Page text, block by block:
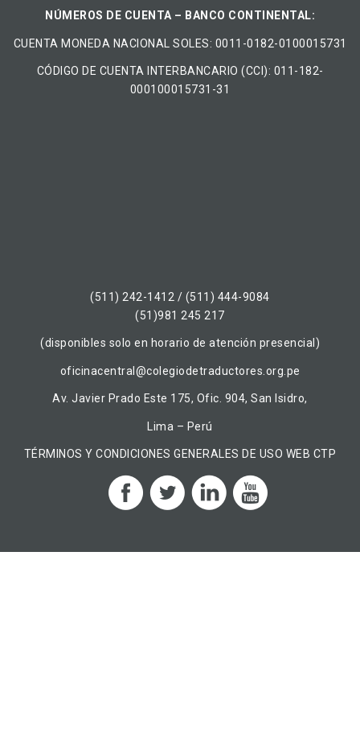
NÚMEROS DE CUENTA – BANCO CONTINENTAL:
CUENTA MONEDA NACIONAL​ ​SOLES​: 0011-0182-0100015731
CÓDIGO DE CUENTA INTERBANCARIO (CCI): 011-182-
000100015731-31
(511) 242-1412 / (511) 444-9084
(51)981 245 217
(disponibles solo en horario de atención presencial)
oficinacentral@colegiodetraductores.org.pe
Av. Javier Prado Este 175, Ofic. 904, San Isidro,
Lima – Perú
TÉRMINOS Y CONDICIONES GENERALES DE USO WEB CTP